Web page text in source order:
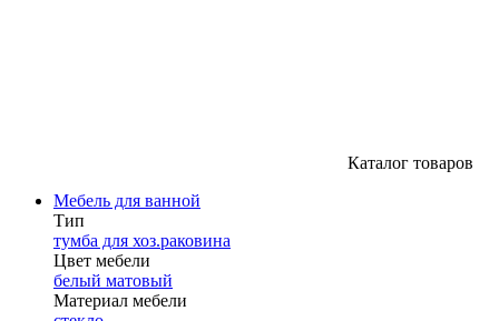
Каталог товаров
Мебель для ванной
Тип
тумба для хоз.раковина
Цвет мебели
белый матовый
Материал мебели